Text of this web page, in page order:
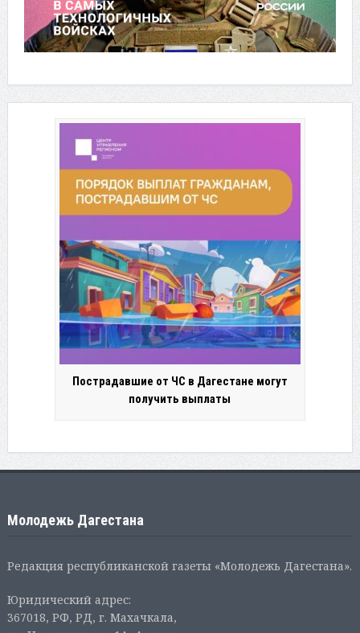
Пострадавшие от ЧС в Дагестане могут
получить выплаты
Молодежь Дагестана
Редакция республиканской газеты «Молодежь Дагестана».
Юридический адрес:
367018, РФ, РД, г. Махачкала,